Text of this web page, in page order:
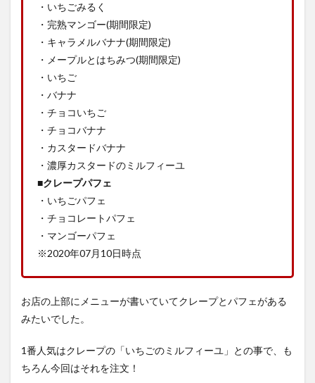
・いちごみるく
・完熟マンゴー(期間限定)
・キャラメルバナナ(期間限定)
・メープルとはちみつ(期間限定)
・いちご
・バナナ
・チョコいちご
・チョコバナナ
・カスタードバナナ
・濃厚カスタードのミルフィーユ
■クレープパフェ
・いちごパフェ
・チョコレートパフェ
・マンゴーパフェ
※2020年07月10日時点
お店の上部にメニューが書いていてクレープとパフェがある
みたいでした。
1番人気はクレープの「いちごのミルフィーユ」との事で、も
ちろん今回はそれを注文！